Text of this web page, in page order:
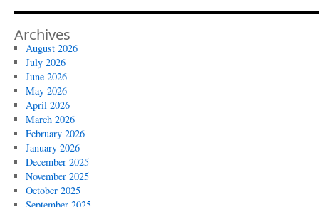
Archives
August 2026
July 2026
June 2026
May 2026
April 2026
March 2026
February 2026
January 2026
December 2025
November 2025
October 2025